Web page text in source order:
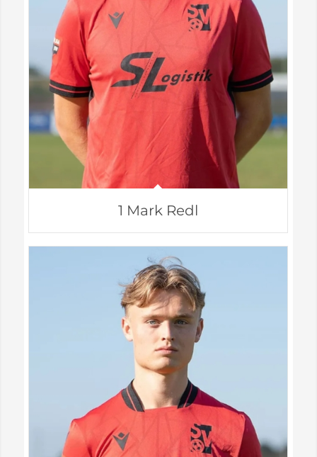
1 Mark Redl